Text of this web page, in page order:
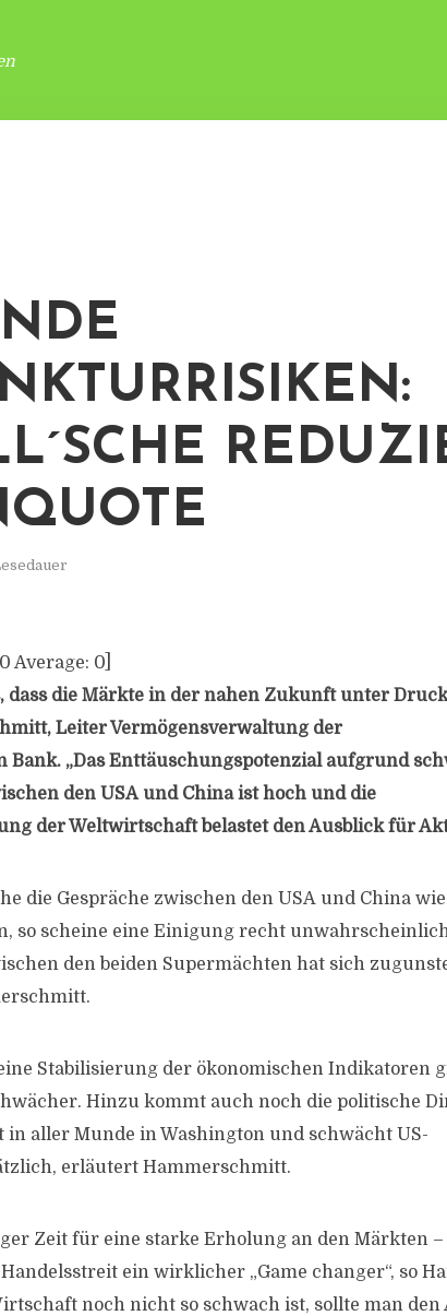
0 Average: 0
dass die Märkte in der nahen Zukunft unter
, Leiter Vermögensverwaltung der
Bank. „DasEnttäuschungspotenzialaufgrund
den USAund China ist hoch und die
der Weltwirtschaft belastet den Ausblick für
die Gespräche zwischen den USA und China
so scheine eine Einigung recht
den beiden Supermächten hat sich
Stabilisierung der ökonomischen Indikatoren
Hinzu kommt auch noch die politische
aller Munde in Washington und schwächt US-
erläutert Hammerschmitt.
Zeit für eine starke Erholung an den Märkten
ein wirklicher „Game changer“, so
noch nicht so schwach ist, sollte man